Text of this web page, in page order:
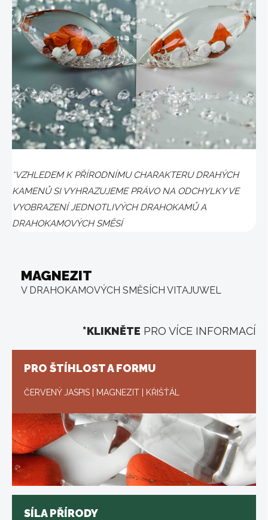
*VZHLEDEM K PŘÍRODNÍMU CHARAKTERU DRAHÝCH
KAMENŮ SI VYHRAZUJEME PRÁVO NA ODCHYLKY VE
VYOBRAZENÍ JEDNOTLIVÝCH DRAHOKAMŮ A
DRAHOKAMOVÝCH SMĚSÍ
MAGNEZIT
V DRAHOKAMOVÝCH SMĚSÍCH VITAJUWEL
*KLIKNĚTE PRO VÍCE INFORMACÍ
PRO ŠTÍHLOST A FORMU
ČERVENÝ JASPIS | MAGNEZIT | KŘIŠŤÁL
SÍLA PŘÍRODY